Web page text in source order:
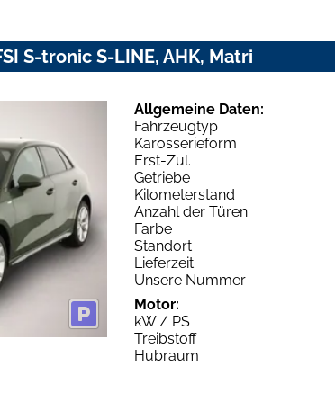
S-tronic S-LINE, AHK, Matri
Allgemeine Daten:
Fahrzeugtyp
Karosserieform
Erst-Zul.
Getriebe
Kilometerstand
Anzahl der Türen
Farbe
Standort
Lieferzeit
Unsere Nummer
Motor:
kW / PS
Treibstoff
Hubraum